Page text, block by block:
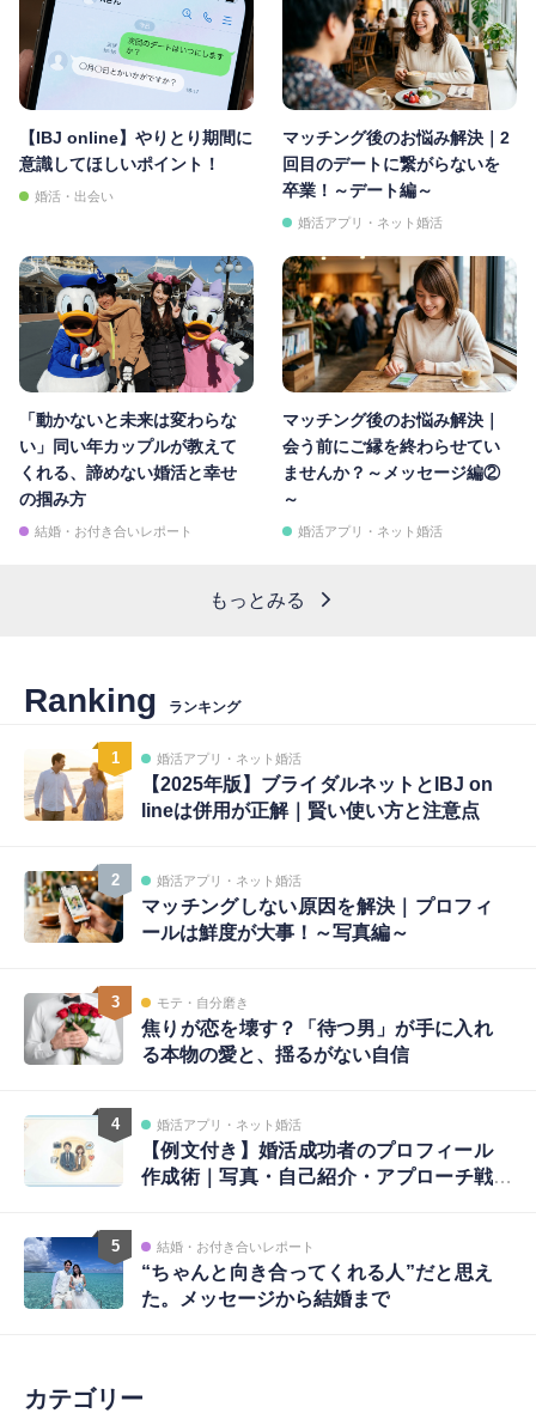
【IBJ online】やりとり期間に
意識してほしいポイント！
婚活・出会い
マッチング後のお悩み解決｜2
回目のデートに繋がらないを
卒業！～デート編～
婚活アプリ・ネット婚活
「動かないと未来は変わらな
い」同い年カップルが教えて
くれる、諦めない婚活と幸せ
の掴み方
結婚・お付き合いレポート
マッチング後のお悩み解決｜
会う前にご縁を終わらせてい
ませんか？～メッセージ編②
～
婚活アプリ・ネット婚活
もっとみる
Ranking ランキング
1 婚活アプリ・ネット婚活
【2025年版】ブライダルネットとIBJ on
lineは併用が正解｜賢い使い方と注意点
2 婚活アプリ・ネット婚活
マッチングしない原因を解決｜プロフィ
ールは鮮度が大事！～写真編～
3 モテ・自分磨き
焦りが恋を壊す？「待つ男」が手に入れ
る本物の愛と、揺るがない自信
4 婚活アプリ・ネット婚活
【例文付き】婚活成功者のプロフィール
作成術｜写真・自己紹介・アプローチ戦
5 結婚・お付き合いレポート
“ちゃんと向き合ってくれる人”だと思え
た。メッセージから結婚まで
カテゴリー